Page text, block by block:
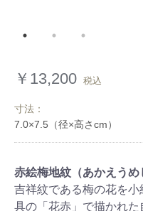
￥13,200 税込
寸法：
赤絵梅地紋（あかえうめ
吉祥紋である梅の花を
具の「花赤」で描かれた